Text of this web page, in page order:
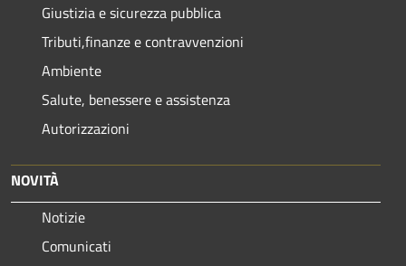
Giustizia e sicurezza pubblica
Tributi,finanze e contravvenzioni
Ambiente
Salute, benessere e assistenza
Autorizzazioni
NOVITÀ
Notizie
Comunicati